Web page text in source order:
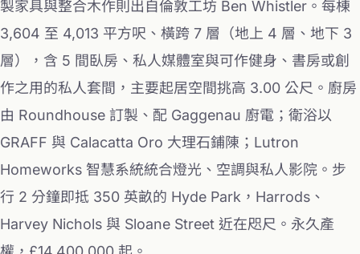
製家具與整合木作則出自倫敦工坊 Ben Whistler。每棟
3,604 至 4,013 平方呎、橫跨 7 層（地上 4 層、地下 3
層），含 5 間臥房、私人媒體室與可作健身、書房或創
作之用的私人套間，主要起居空間挑高 3.00 公尺。廚房
由 Roundhouse 訂製、配 Gaggenau 廚電；衛浴以
GRAFF 與 Calacatta Oro 大理石鋪陳；Lutron
Homeworks 智慧系統統合燈光、空調與私人影院。步
行 2 分鐘即抵 350 英畝的 Hyde Park，Harrods、
Harvey Nichols 與 Sloane Street 近在咫尺。永久產